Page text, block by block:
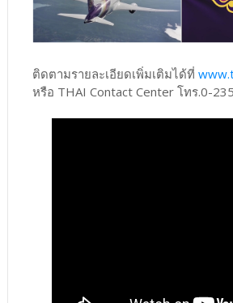
ติดตามรายละเอียดเพิ่มเติมได้ที่
หรือ THAI Contact Center โทร.0-